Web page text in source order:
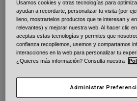
Motocross
Adventure
Recambios
Carretera y Gravel
Urban
BMX
Recambios
Usamos cookies y otras tecnologías para
ayudan a recordarte, personalizar tu visita (por
lleno, mostrartelos productos que te interesan y
relevantes) y mejorar nuestra web. Al hacer clic
aceptas estas tecnologías y permites que
confianza recopilemos, usemos y compartamos
interacciones en la web para personalizar tu
¿Quieres más información? Consulta nuestra
Administrar